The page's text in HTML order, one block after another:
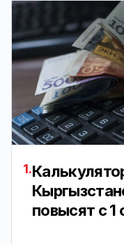
1.
повысят с 1